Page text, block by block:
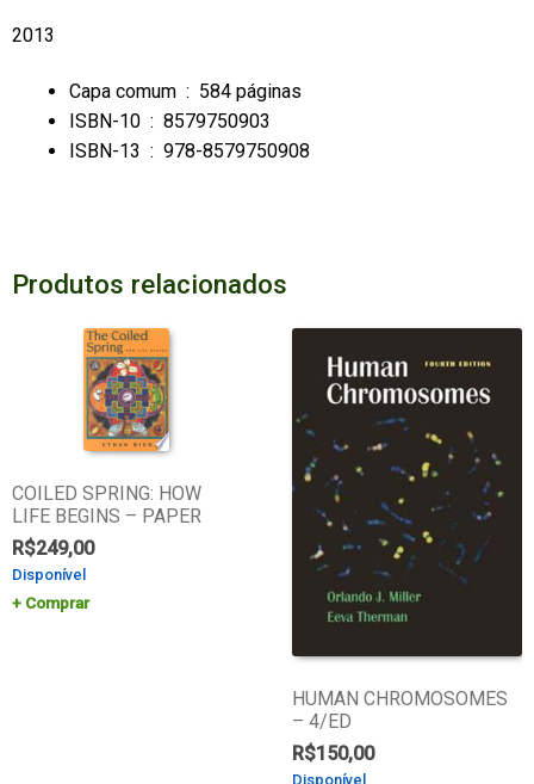
2013
Capa comum ‏ : ‎ 584 páginas
ISBN-10 ‏ : ‎ 8579750903
ISBN-13 ‏ : ‎ 978-8579750908
Produtos relacionados
COILED SPRING: HOW
LIFE BEGINS – PAPER
R$249,00
Disponível
Comprar
HUMAN CHROMOSOMES
– 4/ED
R$150,00
Disponível